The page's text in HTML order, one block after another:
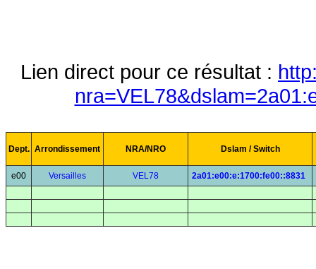
Lien direct pour ce résultat :
Dept. Arrondissement NRA/NRO Dslam / Switch
e00 Versailles VEL78 2a01:e00:e:1700:fe00::8831